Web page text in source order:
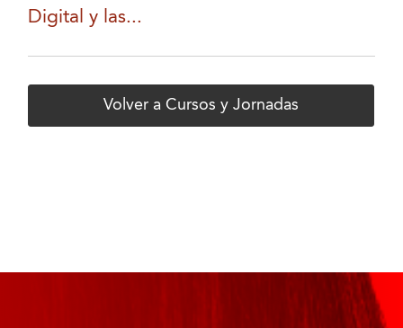
Digital y las...
Volver a Cursos y Jornadas